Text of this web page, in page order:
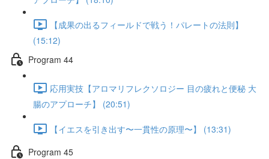
【成果の出るフィールドで戦う！パレートの法則】
(15:12)
Program 44
応用実技【アロマリフレクソロジー 目の疲れと便秘 大
腸のアプローチ】 (20:51)
【イエスを引き出す〜一貫性の原理〜】 (13:31)
Program 45